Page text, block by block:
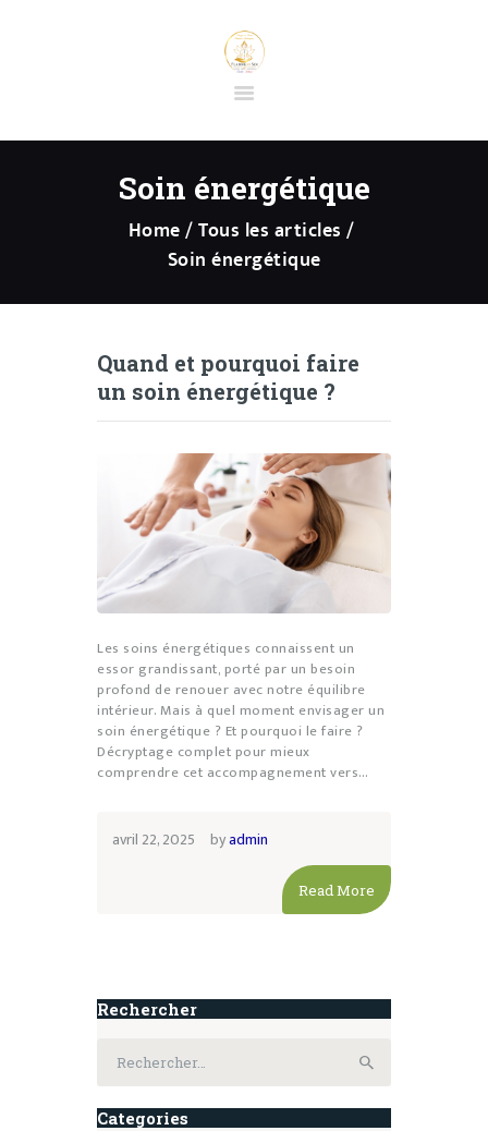
Soin énergétique
Home Tous les articles
Soin énergétique
ACCUEIL
BOUTIQUE EN
LIGNE
PRESTATIONS
PRÉPARATION
SÉANCE
SPIRITUELLE
CONTACT
FORMATIONS ET
STAGES
Quand et pourquoi faire
un soin énergétique ?
Les soins énergétiques connaissent un
essor grandissant, porté par un besoin
profond de renouer avec notre équilibre
intérieur. Mais à quel moment envisager un
soin énergétique ? Et pourquoi le faire ?
Décryptage complet pour mieux
comprendre cet accompagnement vers…
avril 22, 2025 byadmin
Read More
Rechercher
Categories